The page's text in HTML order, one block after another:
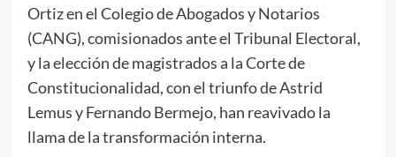
Ortiz en el Colegio de Abogados y Notarios
(CANG), comisionados ante el Tribunal Electoral,
y la elección de magistrados a la Corte de
Constitucionalidad, con el triunfo de Astrid
Lemus y Fernando Bermejo, han reavivado la
llama de la transformación interna.